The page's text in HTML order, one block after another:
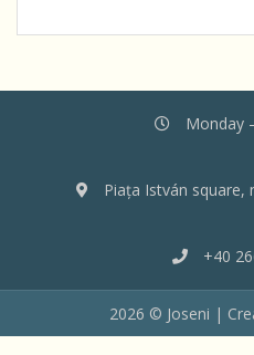
Monday
Piața István square,
+40
2026 © Joseni |